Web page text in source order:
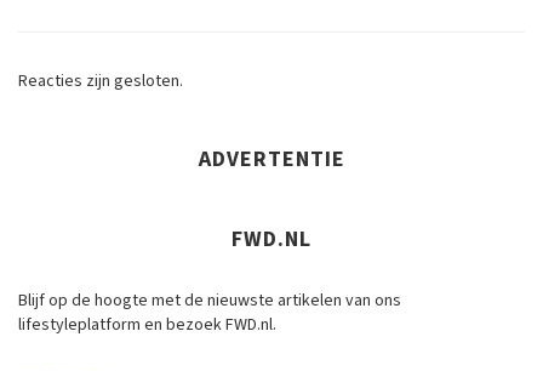
Reacties zijn gesloten.
ADVERTENTIE
FWD.NL
Blijf op de hoogte met de nieuwste artikelen van ons
lifestyleplatform en bezoek FWD.nl.